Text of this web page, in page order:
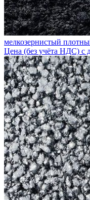
мелкозернистый
Цена (без учёта НДС) с